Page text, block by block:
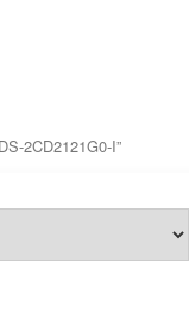
2CD2121G0-I”